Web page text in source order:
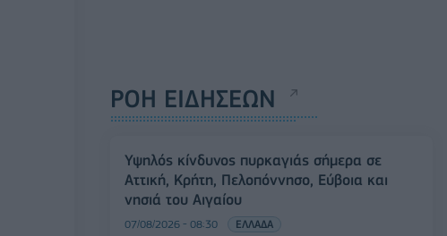
ΡΟΗ ΕΙΔΗΣΕΩΝ
Υψηλός κίνδυνος πυρκαγιάς σήμερα σε
Αττική, Κρήτη, Πελοπόννησο, Εύβοια και
νησιά του Αιγαίου
07/08/2026 - 08:30 ΕΛΛΑΔΑ